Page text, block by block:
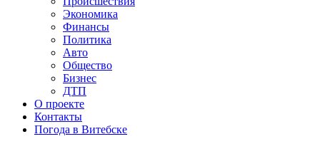
Экономика
Финансы
Политика
Авто
Общество
Бизнес
ДТП
О проекте
Контакты
Погода в Витебске